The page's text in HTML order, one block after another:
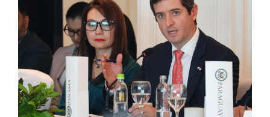
Image